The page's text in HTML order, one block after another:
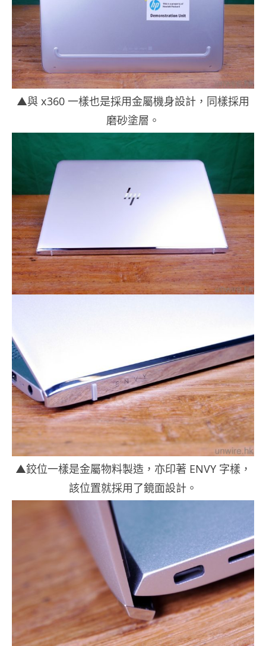
▲與 x360 一樣也是採用金屬機身設計，同樣採用
磨砂塗層。
▲鉸位一樣是金屬物料製造，亦印著 ENVY 字樣，
該位置就採用了鏡面設計。